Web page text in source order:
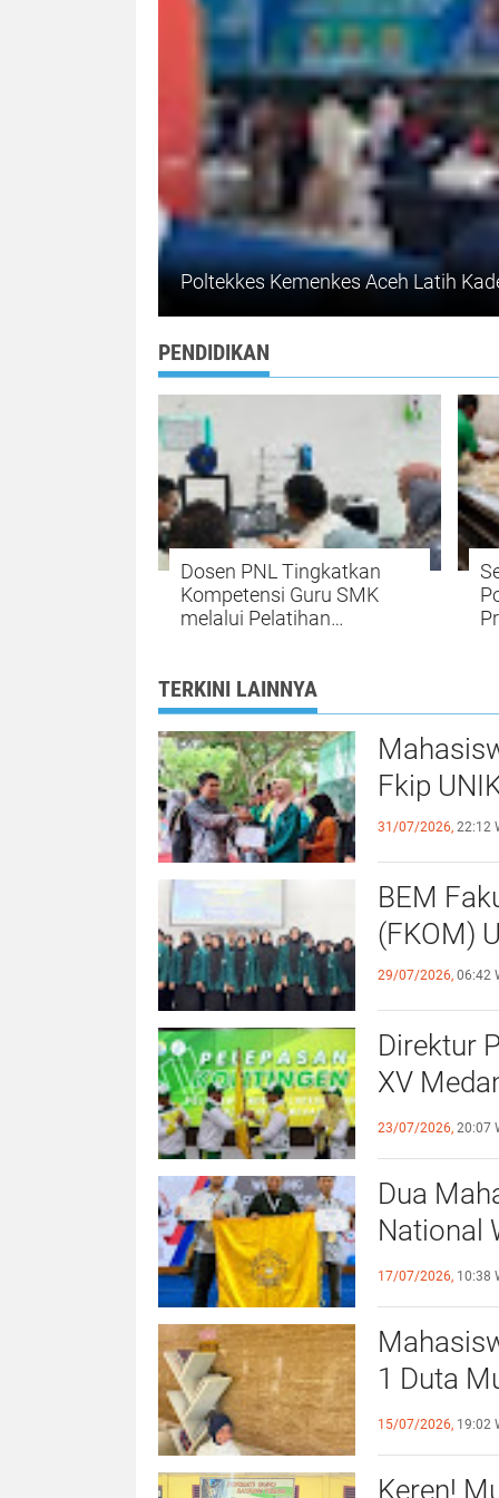
PENDIDIKAN
Dosen PNL Tingkatkan
Kompetensi Guru SMK
melalui Pelatihan
TERKINI LAINNYA
Fkip
31/07/2026, 22:12
BEM
29/07/2026, 06:42
Direktur
XV
23/07/2026, 20:07
Dua
National
Surabaya
17/07/2026, 10:38
1 Duta
15/07/2026, 19:02
Keren!